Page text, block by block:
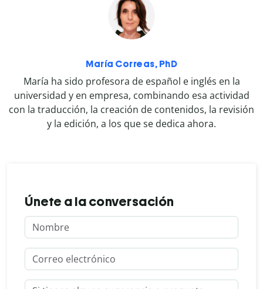
María Correas, PhD
María ha sido profesora de español e inglés en la
universidad y en empresa, combinando esa actividad
con la traducción, la creación de contenidos, la revisión
y la edición, a los que se dedica ahora.
Únete a la conversación